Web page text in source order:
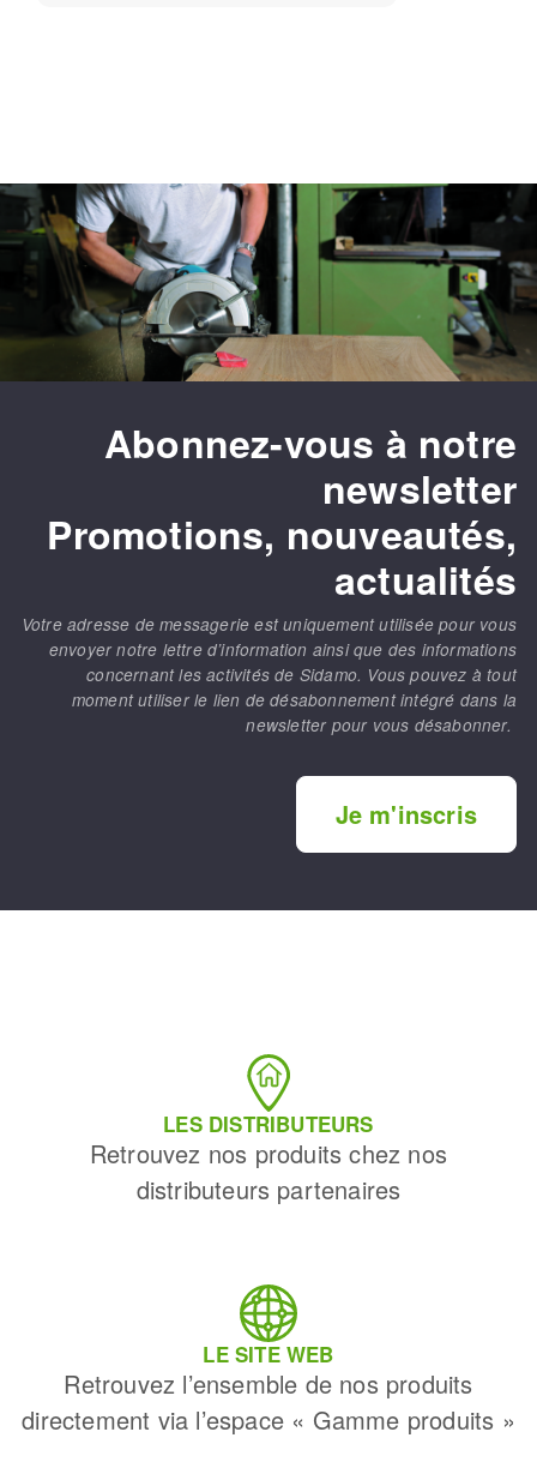
Abonnez-vous à notre
newsletter
Promotions, nouveautés,
actualités
Votre adresse de messagerie est uniquement utilisée pour vous
envoyer notre lettre d’information ainsi que des informations
concernant les activités de Sidamo. Vous pouvez à tout
moment utiliser le lien de désabonnement intégré dans la
newsletter pour vous désabonner.
Je m'inscris
LES DISTRIBUTEURS
Retrouvez nos produits chez nos
distributeurs partenaires
LE SITE WEB
Retrouvez l’ensemble de nos produits
directement via l’espace « Gamme produits »